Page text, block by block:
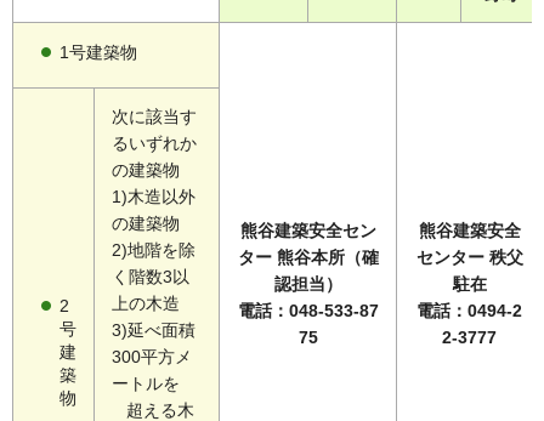
1号建築物
熊谷建築安全セン
ター 熊谷本所（確
認担当）
電話：048-533-87
75
熊谷建築安全
センター 秩父
駐在
電話：0494-2
2-3777
2
号
建
築
物
次に該当す
るいずれか
の建築物
1)木造以外
の建築物
2)地階を除
く階数3以
上の木造
3)延べ面積
300平方メ
ートルを
超える木